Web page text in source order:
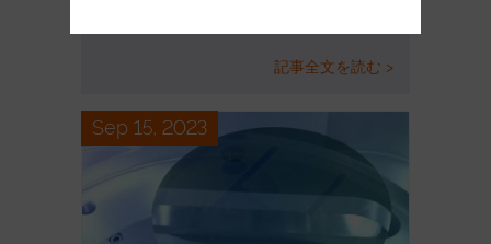
記事全文を読む >
Sep 15, 2023